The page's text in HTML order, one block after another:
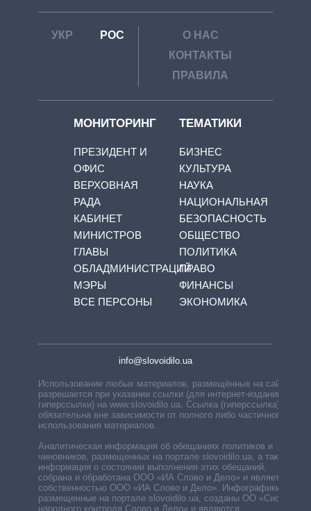
УКР РОС
О НАС
КОНТАКТЫ
ПРАВИЛА
МОНИТОРИНГ
ПРЕЗИДЕНТ И
ОФИС
ВЕРХОВНАЯ
РАДА
КАБИНЕТ
МИНИСТРОВ
ГЛАВЫ
ОБЛАДМИНИСТРАЦИЙ
МЭРЫ
ВСЕ ПЕРСОНЫ
ТЕМАТИКИ
БИЗНЕС
КУЛЬТУРА
НАУКА
НАЦИОНАЛЬНАЯ
БЕЗОПАСНОСТЬ
ОБЩЕСТВО
ПОЛИТИКА
ПРАВО
ФИНАНСЫ
ЭКОНОМИКА
info@slovoidilo.ua
Использование любых материалов, размещённых на сайте,
разрешается при указании ссылки (для интернет-изданий —
гиперссылки) на www.slovoidilo.ua. Ссылка (гиперссылка)
обязательна вне зависимости от полного либо частичного
использования материалов.
Аналитическая информация об обещаниях политиков и
чиновников, размещенных на портале slovoidilo.ua, а также
информация о состоянии выполнения этих обещаний,
собрана и обработана ООО «ИА Слово и Дело» и является
собственностью ООО «ИА Слово и Дело». Инфографики,
размещенные на портале slovoidilo.ua, созданы ОО «Система
народного контроля Слово и Дело» и являются